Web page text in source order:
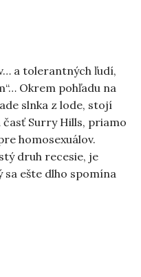
a tolerantných ľudí,
Okrem pohľadu na
slnka z lode, stojí
Surry Hills, priamo
homosexuálov.
druh recesie, je
sa ešte dlho spomína